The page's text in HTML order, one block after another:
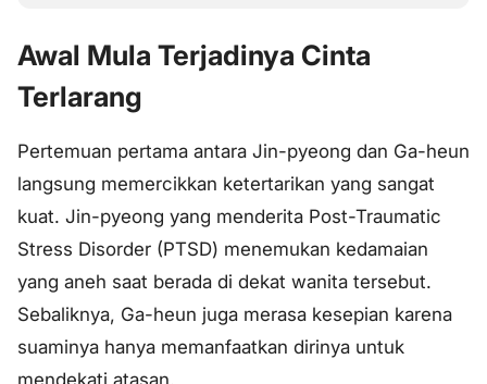
Awal Mula Terjadinya Cinta
Terlarang
Pertemuan pertama antara Jin-pyeong dan Ga-heun
langsung memercikkan ketertarikan yang sangat
kuat. Jin-pyeong yang menderita Post-Traumatic
Stress Disorder (PTSD) menemukan kedamaian
yang aneh saat berada di dekat wanita tersebut.
Sebaliknya, Ga-heun juga merasa kesepian karena
suaminya hanya memanfaatkan dirinya untuk
mendekati atasan.